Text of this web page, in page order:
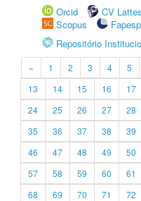
Orcid
CV Lattes
Scopus
Fapesp
Repositório
« 1 2 3 4 5
13
14 15 16 17
24
25 26 27 28
35
36 37 38 39
46
47 48 49 50
57
58 59 60 61
68
69 70 71 72